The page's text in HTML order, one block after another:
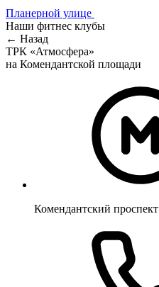
Планерной улице
Наши фитнес клубы
← Назад
ТРК «Атмосфера»
на Комендантской площади
Комендантский проспект